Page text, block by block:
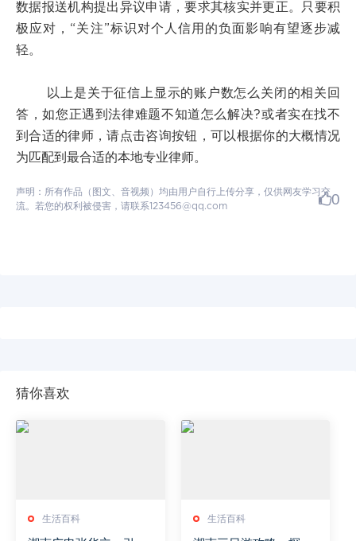
数据报送机构提出异议申请，要求其核实并更正。只要积
极应对，“关注”标识对个人信用的负面影响有望逐步减
轻。
以上是关于征信上显示的账户数怎么关闭的相关回
答，如您正遇到法律难题不知道怎么解决?或者实在找不
到合适的律师，请点击咨询按钮，可以根据你的大概情况
为匹配到最合适的本地专业律师。
声明：所有作品（图文、音视频）均由用户自行上传分享，仅供网友学习交
流。若您的权利被侵害，请联系123456@qq.com
0
猜你喜欢
生活百科 生活百科